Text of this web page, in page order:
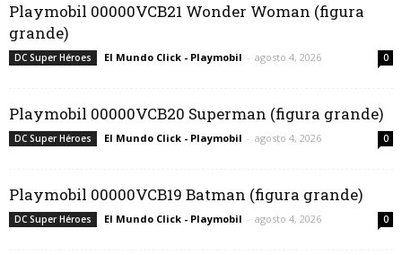
Playmobil 00000VCB21 Wonder Woman (figura
grande)
DC Super Héroes El Mundo Click - Playmobil - agosto 4, 2026 0
Playmobil 00000VCB20 Superman (figura grande)
DC Super Héroes El Mundo Click - Playmobil - agosto 4, 2026 0
Playmobil 00000VCB19 Batman (figura grande)
DC Super Héroes El Mundo Click - Playmobil - agosto 4, 2026 0